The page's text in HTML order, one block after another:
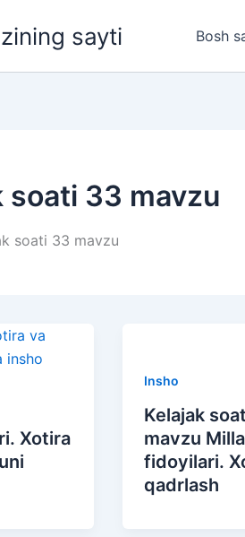
sayti Bosh
soati 33 mavzu
soati 33 mavzu
Xotira
Insho
Kelajak
mavzu
fidoyilari.
qadrlash